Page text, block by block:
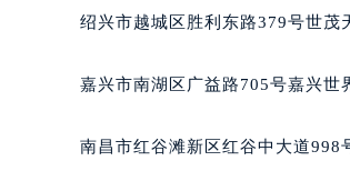
石家庄市长安区
海口市龙华区金
台州市椒江区东
绍兴市越城区胜利东路379号世茂
嘉兴市南湖区广益路705号嘉兴世
南昌市红谷滩新区红谷中大道998